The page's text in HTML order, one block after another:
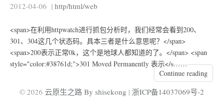
2012-04-06 | http/html/web
<span>在利用httpwatch进行抓包分析时，我们经常会看到200、
301、304这几个状态码。具本三者是什么意思呢？</span>
<span>200表示正常0k，这个是地球人都知道的了。</span> <span
style="color:#38761d;">301 Moved Permanently 表示</s……
Continue reading
© 2026 云原生之路 By shisekong | 浙ICP备14037069号-2